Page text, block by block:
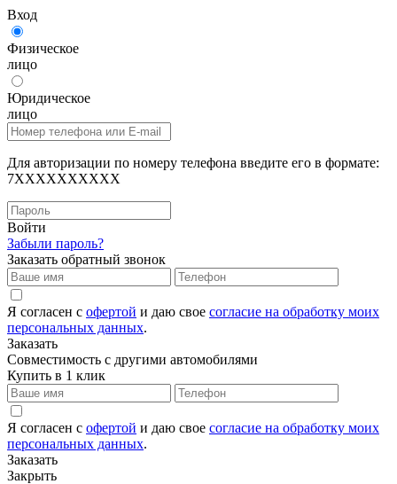
Вход
Физическое
лицо
Юридическое
лицо
Для авторизации по номеру телефона введите его в формате:
7XXXXXXXXXX
Войти
Забыли пароль?
Заказать обратный звонок
Я согласен с офертой и даю свое согласие на обработку моих
персональных данных.
Заказать
Совместимость с другими автомобилями
Купить в 1 клик
Я согласен с офертой и даю свое согласие на обработку моих
персональных данных.
Заказать
Закрыть